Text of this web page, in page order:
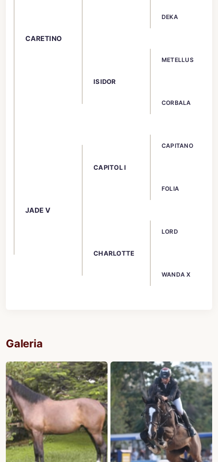
CARETINO
JADE V
ISIDOR
CAPITOL I
CHARLOTTE
DEKA
METELLUS
CORBALA
CAPITANO
FOLIA
LORD
WANDA X
Galeria